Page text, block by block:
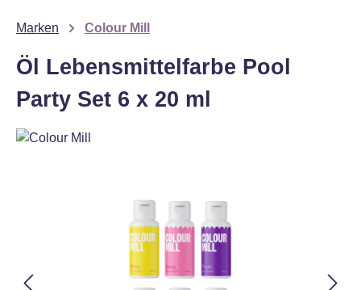
Marken Colour Mill
Öl Lebensmittelfarbe Pool
Party Set 6 x 20 ml